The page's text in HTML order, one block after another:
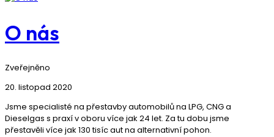
O nás
Zveřejněno
20. listopad 2020
Jsme specialisté na přestavby automobilů na LPG, CNG a
Dieselgas s praxí v oboru více jak 24 let. Za tu dobu jsme
přestavěli více jak 130 tisíc aut na alternativní pohon.